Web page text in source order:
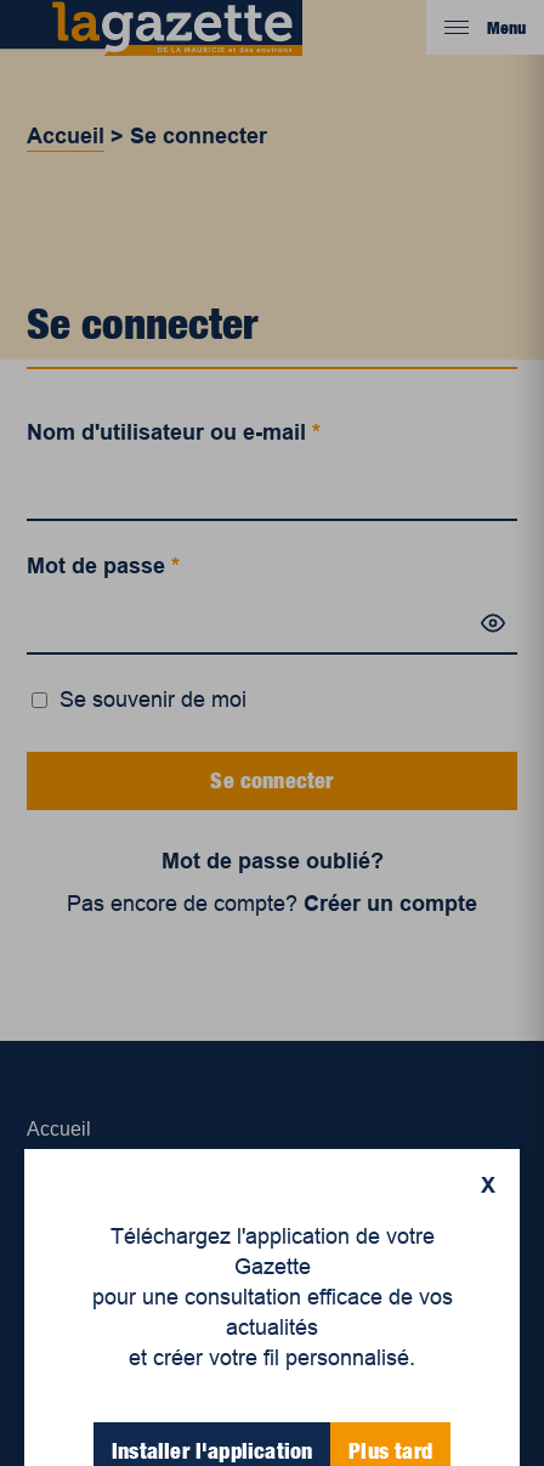
Menu
Accueil >Se connecter
Se connecter
Nom d'utilisateur ou e-mail*
Mot de passe*
Se souvenir de moi
Se connecter
Mot de passe oublié?
Pas encore de compte? Créer un compte
X
Téléchargez l'application de votre
Gazette
pour une consultation efficace de vos
actualités
et créer votre fil personnalisé.
Installer l'application Plus tard
Accueil
Déontologie et confidentialité
Devenir partenaire
Lieux de distribution
Nous joindre